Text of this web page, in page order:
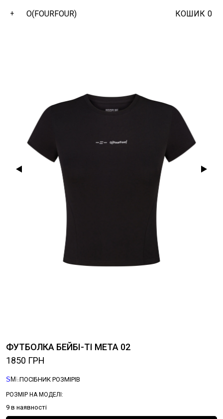
+ O(FOURFOUR) КОШИК 0
ФУТБОЛКА БЕЙБІ-ТІ МЕТА 02
1850 ГРН
S MLПОСІБНИК РОЗМІРІВ
РОЗМІР НА МОДЕЛІ:
9 в наявності